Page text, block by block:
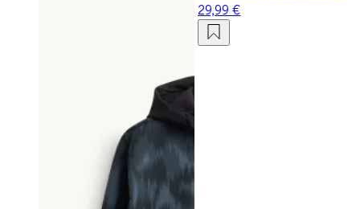
29,99 €